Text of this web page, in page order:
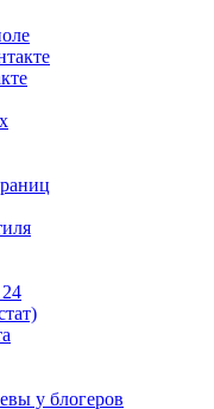
у блогеров